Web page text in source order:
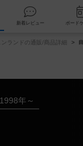
ース 検索 新着レビュー
ランドの通販/商品詳細
1998年～